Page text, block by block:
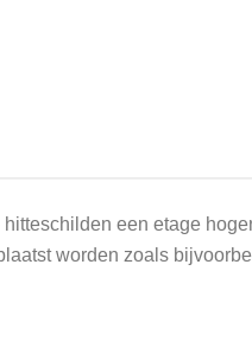
een etage
worden zoals